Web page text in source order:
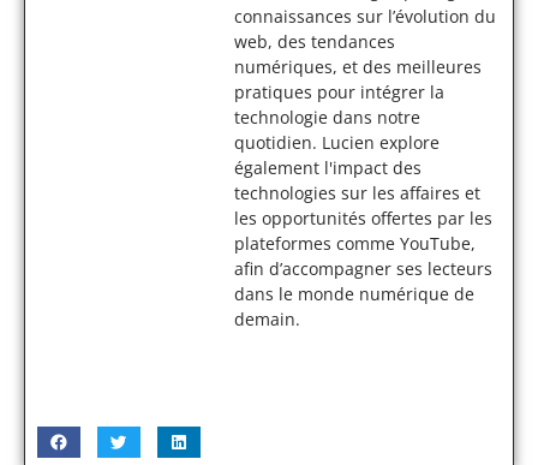
connaissances sur l’évolution du
web, des tendances
numériques, et des meilleures
pratiques pour intégrer la
technologie dans notre
quotidien. Lucien explore
également l'impact des
technologies sur les affaires et
les opportunités offertes par les
plateformes comme YouTube,
afin d’accompagner ses lecteurs
dans le monde numérique de
demain.